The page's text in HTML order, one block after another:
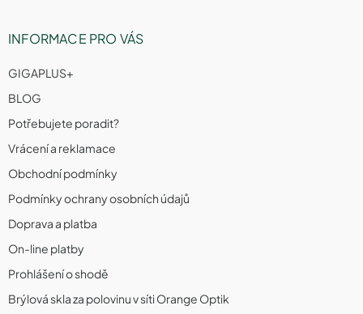
INFORMACE PRO VÁS
GIGAPLUS+
BLOG
Potřebujete poradit?
Vrácení a reklamace
Obchodní podmínky
Podmínky ochrany osobních údajů
Doprava a platba
On-line platby
Prohlášení o shodě
Brýlová skla za polovinu v síti Orange Optik